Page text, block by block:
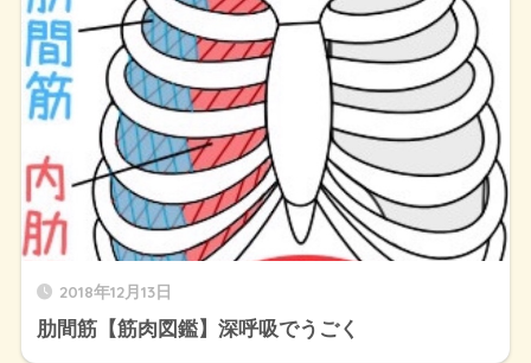
2018年12月13日
肋間筋【筋肉図鑑】深呼吸でうごく